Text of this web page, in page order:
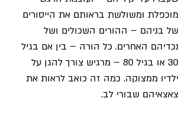
מוכפלת ומשולשת בראותם את הייסורים
של בניהם – ההורים השכולים ושל
נכדיהם האחרים. כל הורה – בין אם בגיל
30 או בגיל 80 – מרגיש צורך להגן על
ילדיו ממצוקה. כמה זה כואב לראות את
צאצאיהם שבורי לב.